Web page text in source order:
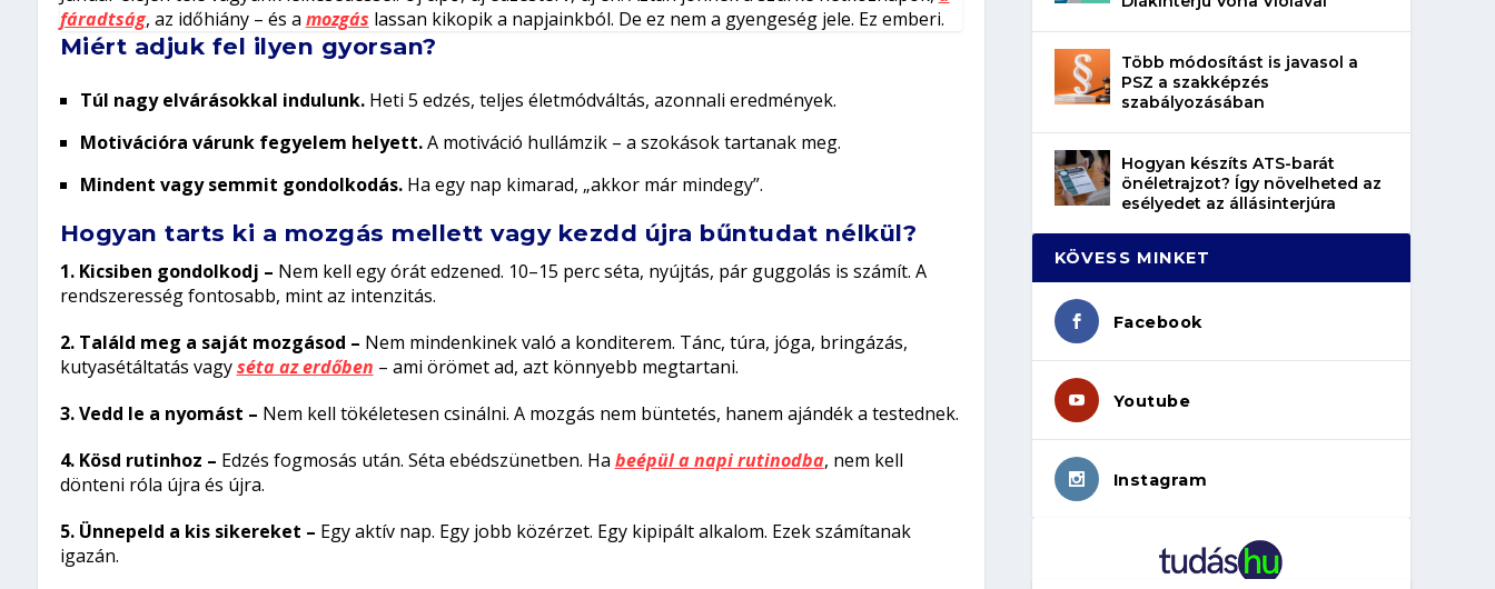
fáradtság, az időhiány – és a mozgás lassan kikopik a napjainkból. De ez nem a gyengeség jele. Ez emberi.
Miért adjuk fel ilyen gyorsan?
Túl nagy elvárásokkal indulunk.Heti 5 edzés, teljes életmódváltás, azonnali eredmények.
Motivációra várunk fegyelem helyett.A motiváció hullámzik – a szokások tartanak meg.
Mindent vagy semmit gondolkodás.Ha egy nap kimarad, „akkor már mindegy”.
Hogyan tarts ki a mozgás mellett vagy kezdd újra bűntudat nélkül?
1. Kicsiben gondolkodj – Nem kell egy órát edzened. 10–15 perc séta, nyújtás, pár guggolás is számít. A
rendszeresség fontosabb, mint az intenzitás.
2. Találd meg a saját mozgásod – Nem mindenkinek való a konditerem. Tánc, túra, jóga, bringázás,
kutyasétáltatás vagyséta az erdőben – ami örömet ad, azt könnyebb megtartani.
3. Vedd le a nyomást – Nem kell tökéletesen csinálni. A mozgás nem büntetés, hanem ajándék a testednek.
4. Kösd rutinhoz – Edzés fogmosás után. Séta ebédszünetben. Ha beépül a napi rutinodba, nem kell
dönteni róla újra és újra.
5. Ünnepeld a kis sikereket – Egy aktív nap. Egy jobb közérzet. Egy kipipált alkalom. Ezek számítanak
igazán.
Több módosítást is javasol a
PSZ a szakképzés
szabályozásában
Hogyan készíts ATS-barát
önéletrajzot? Így növelheted az
esélyedet az állásinterjúra
KÖVESS MINKET
Facebook
Youtube
Instagram